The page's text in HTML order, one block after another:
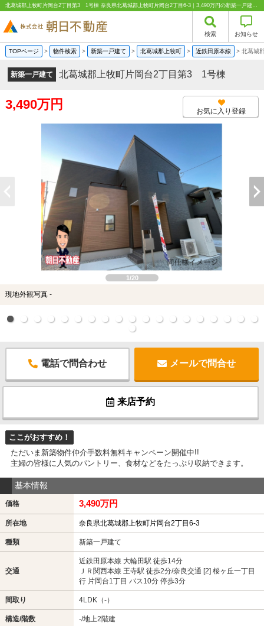
北葛城郡上牧町片岡台2丁目第3 1号棟 奈良県北葛城郡上牧町片岡台2丁目6-3｜3,490万円の新築一戸建て｜分譲住宅や新築物件｜株式会社朝日不動産
検索 お知らせ
TOPページ > 物件検索 > 新築一戸建て > 北葛城郡上牧町 > 近鉄田原本線 > 北葛城
新築一戸建て 北葛城郡上牧町片岡台2丁目第3 1号棟
3,490万円 お気に入り登録
1/20
現地外観写真 -
電話で問合わせ メールで問合せ
来店予約
ここがおすすめ！
ただいま新築物件仲介手数料無料キャンペーン開催中!!
主婦の皆様に人気のパントリー、食材などをたっぷり収納できます。
基本情報
価格 3,490万円
所在地 奈良県北葛城郡上牧町片岡台2丁目6-3
種類 新築一戸建て
交通
近鉄田原本線 大輪田駅 徒歩14分
ＪＲ関西本線 王寺駅 徒歩2分/奈良交通 [2] 桜ヶ丘一丁目
行 片岡台1丁目 バス10分 停歩3分
間取り 4LDK（-）
構造/階数 -/地上2階建